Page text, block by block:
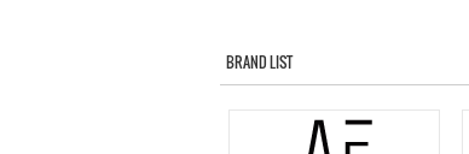
BRAND LIST